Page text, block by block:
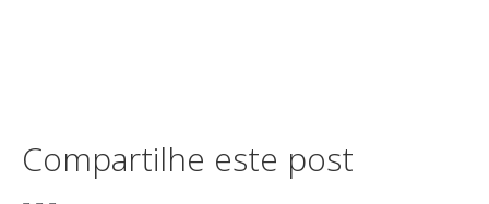
Compartilhe este post